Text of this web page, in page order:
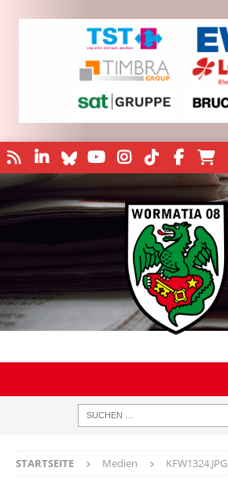
STARTSEITE Medien KFW1324.JPG